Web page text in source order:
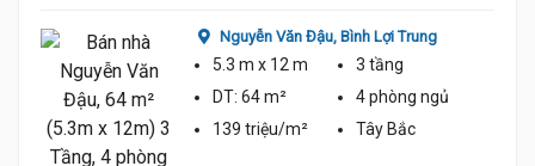
Nguyễn Văn Đậu, Bình Lợi Trung
5.3 m x 12 m
3 tầng
DT: 64 m² 4 phòng ngủ
139 triệu/m²
Tây Bắc